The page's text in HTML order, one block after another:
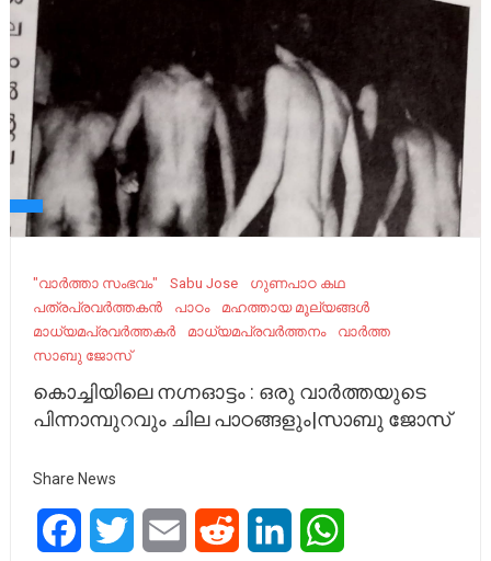
"വാർത്താ സംഭവം" Sabu Jose
ഗുണപാഠ കഥ
പത്രപ്രവർത്തകൻ
പാഠം
മഹത്തായ മൂല്യങ്ങൾ
മാധ്യമപ്രവർത്തകർ
മാധ്യമപ്രവർത്തനം
വാർത്ത
സാബു ജോസ്
കൊച്ചിയിലെ നഗ്നഓട്ടം : ഒരു വാർത്തയുടെ
പിന്നാമ്പുറവും ചില പാഠങ്ങളും|സാബു ജോസ്
Share News
FacebookTwitter Email Reddit LinkedIn